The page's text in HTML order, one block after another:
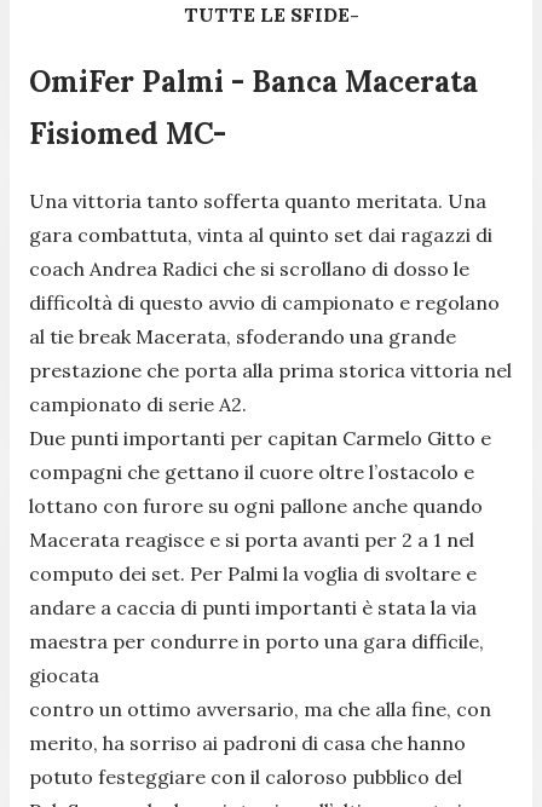
TUTTE LE SFIDE-
OmiFer Palmi - Banca Macerata
Fisiomed MC-
Una vittoria tanto sofferta quanto meritata. Una
gara combattuta, vinta al quinto set dai ragazzi di
coach Andrea Radici che si scrollano di dosso le
difficoltà di questo avvio di campionato e regolano
al tie break Macerata, sfoderando una grande
prestazione che porta alla prima storica vittoria nel
campionato di serie A2.
Due punti importanti per capitan Carmelo Gitto e
compagni che gettano il cuore oltre l’ostacolo e
lottano con furore su ogni pallone anche quando
Macerata reagisce e si porta avanti per 2 a 1 nel
computo dei set. Per Palmi la voglia di svoltare e
andare a caccia di punti importanti è stata la via
maestra per condurre in porto una gara difficile,
giocata
contro un ottimo avversario, ma che alla fine, con
merito, ha sorriso ai padroni di casa che hanno
potuto festeggiare con il caloroso pubblico del